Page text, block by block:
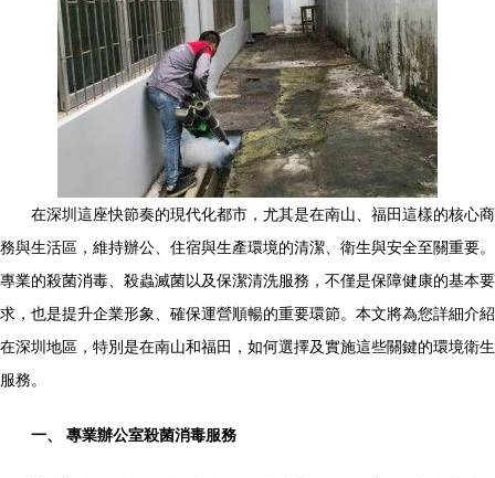
在深圳這座快節奏的現代化都市，尤其是在南山、福田這樣的核心商
務與生活區，維持辦公、住宿與生產環境的清潔、衛生與安全至關重要。
專業的殺菌消毒、殺蟲滅菌以及保潔清洗服務，不僅是保障健康的基本要
求，也是提升企業形象、確保運營順暢的重要環節。本文將為您詳細介紹
在深圳地區，特別是在南山和福田，如何選擇及實施這些關鍵的環境衛生
服務。
一、 專業辦公室殺菌消毒服務